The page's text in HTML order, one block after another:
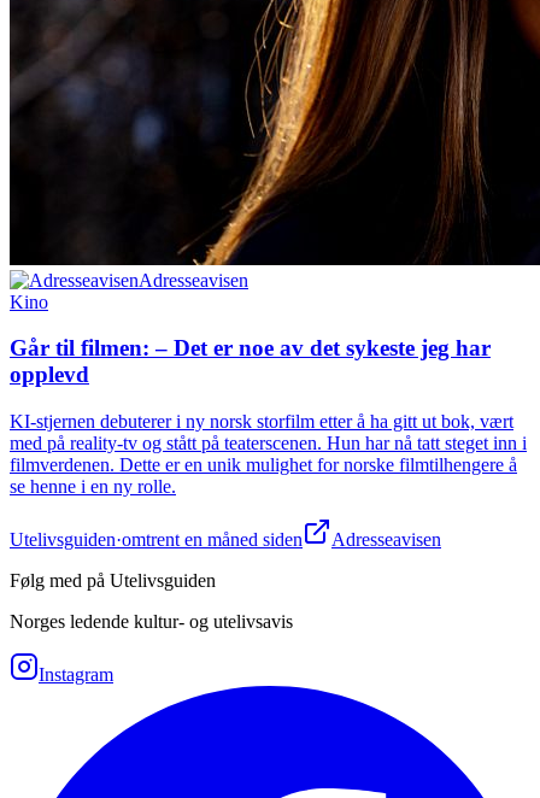
Adresseavisen
Kino
Går til filmen: – Det er noe av det sykeste jeg har
opplevd
KI-stjernen debuterer i ny norsk storfilm etter å ha gitt ut bok, vært
med på reality-tv og stått på teaterscenen. Hun har nå tatt steget inn i
filmverdenen. Dette er en unik mulighet for norske filmtilhengere å
se henne i en ny rolle.
Utelivsguiden·omtrent en måned siden
Adresseavisen
Følg med på Utelivsguiden
Norges ledende kultur- og utelivsavis
Instagram